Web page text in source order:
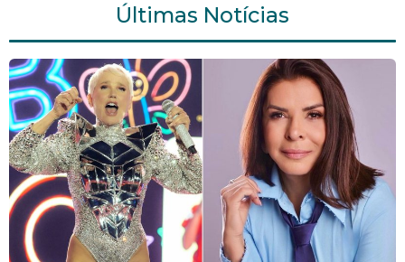
Últimas Notícias